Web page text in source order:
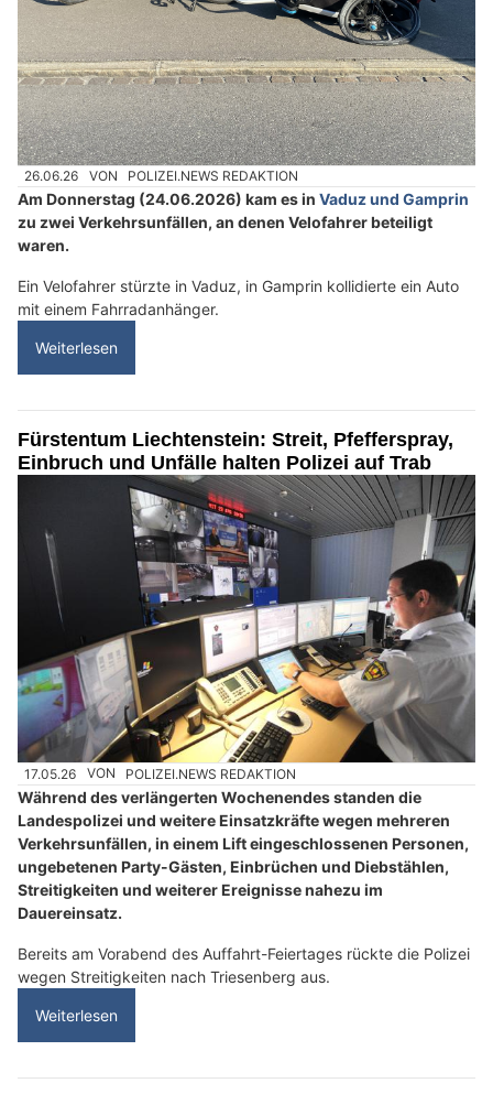
26.06.26 VON POLIZEI.NEWS REDAKTION
Am Donnerstag (24.06.2026) kam es in Vaduz und Gamprin
zu zwei Verkehrsunfällen, an denen Velofahrer beteiligt
waren.
Ein Velofahrer stürzte in Vaduz, in Gamprin kollidierte ein Auto
mit einem Fahrradanhänger.
Weiterlesen
Fürstentum Liechtenstein: Streit, Pfefferspray,
Einbruch und Unfälle halten Polizei auf Trab
17.05.26 VON POLIZEI.NEWS REDAKTION
Während des verlängerten Wochenendes standen die
Landespolizei und weitere Einsatzkräfte wegen mehreren
Verkehrsunfällen, in einem Lift eingeschlossenen Personen,
ungebetenen Party-Gästen, Einbrüchen und Diebstählen,
Streitigkeiten und weiterer Ereignisse nahezu im
Dauereinsatz.
Bereits am Vorabend des Auffahrt-Feiertages rückte die Polizei
wegen Streitigkeiten nach Triesenberg aus.
Weiterlesen